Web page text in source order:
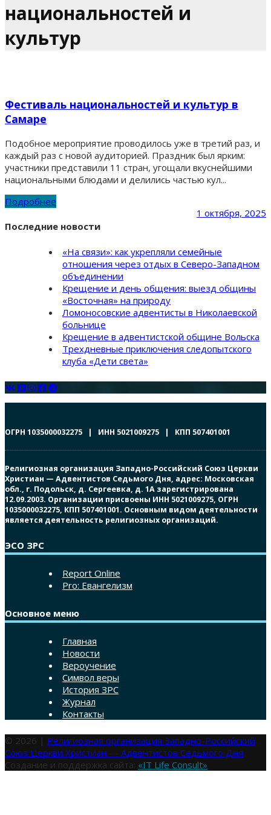
национальностей и
культур
Фестиваль национальностей и культур в
Самаре
Подобное мероприятие проводилось уже в третий раз, и
каждый раз с новой аудиторией. Праздник был ярким:
участники представили 11 стран, угощали вкуснейшими
национальными блюдами и делились частью кул...
Подробнее
1 октября, 2025
Последние новости
«На связи»: как укрепляли семейные
отношения через отдых в Северо-Западном
объединении
Крещение и день общения: выезд общины
«Восточная» на природу
Ломоносовские адвентисты в Николаевской
больнице
Крещение в адвентистской общине Вольска
Трехдневные приключения следопытского
клуба «Дети света»
ОГРН 1035000032275 | ИНН 5021009275 | КПП 507401001
Религиозная организация Западно-Российский Союз Церкви
Христиан — Адвентистов Седьмого Дня, адрес: Московская
обл., г. Подольск, д. Сергеевка, д. 1А зарегистрирована
12.09.2003. Организации присвоены ИНН 5021009275, ОГРН
1035000032275, КПП 507401001. Основным видом деятельности
является деятельность религиозных организаций.
ЭСО ЗРС
Report Online
Pro: Евангелизм
Основное меню
Главная
Новости
Вероучение
Символ веры
История ЗРС
Журнал
Контакты
© 2026 | Религиозная организация Западно-Российский
Союз Церкви Христиан — Адвентистов Седьмого Дня
Создание и поддержка сайта: «IT Life Consult»